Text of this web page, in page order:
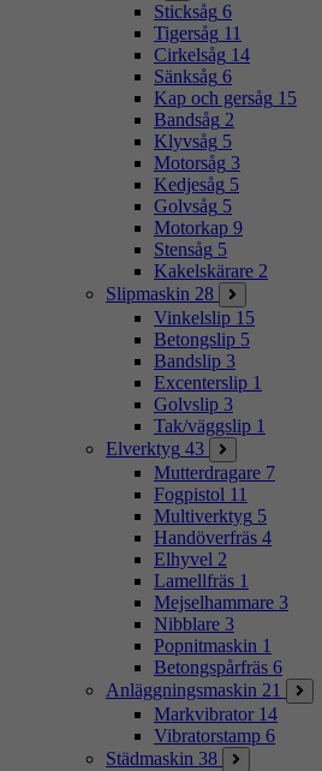
Sticksåg 6
Tigersåg 11
Cirkelsåg 14
Sänksåg 6
Kap och gersåg 15
Bandsåg 2
Klyvsåg 5
Motorsåg 3
Kedjesåg 5
Golvsåg 5
Motorkap 9
Stensåg 5
Kakelskärare 2
Slipmaskin 28
Vinkelslip 15
Betongslip 5
Bandslip 3
Excenterslip 1
Golvslip 3
Tak/väggslip 1
Elverktyg 43
Mutterdragare 7
Fogpistol 11
Multiverktyg 5
Handöverfräs 4
Elhyvel 2
Lamellfräs 1
Mejselhammare 3
Nibblare 3
Popnitmaskin 1
Betongspårfräs 6
Anläggningsmaskin 21
Markvibrator 14
Vibratorstamp 6
Städmaskin 38